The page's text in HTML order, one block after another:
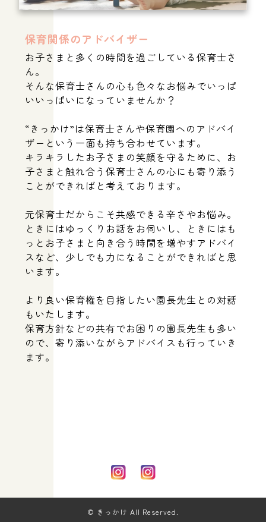
保育関係のアドバイザー
お子さまと多くの時間を過ごしている保育士さ
ん。
そんな保育士さんの心も色々なお悩みでいっぱ
いいっぱいになっていませんか？
“きっかけ”は保育士さんや保育園へのアドバイ
ザーという一面も持ち合わせています。
キラキラしたお子さまの笑顔を守るために、お
子さまと触れ合う保育士さんの心にも寄り添う
ことができればと考えております。
元保育士だからこそ共感できる辛さやお悩み。
ときにはゆっくりお話をお伺いし、ときにはも
っとお子さまと向き合う時間を増やすアドバイ
スなど、少しでも力になることができればと思
います。
より良い保育権を目指したい園長先生との対話
もいたします。
保育方針などの共有でお困りの園長先生も多い
ので、寄り添いながらアドバイスも行っていき
ます。
© きっかけ All Reserved.